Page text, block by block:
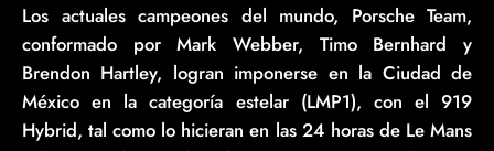
Los actuales campeones del mundo, Porsche Team,
conformado por Mark Webber, Timo Bernhard y
Brendon Hartley, logran imponerse en la Ciudad de
México en la categoría estelar (LMP1), con el 919
Hybrid, tal como lo hicieran en las 24 horas de Le Mans